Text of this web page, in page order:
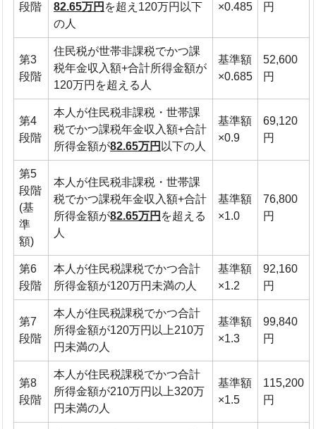
段階
82.65万円 を超え120万円以下
の人
×0.485
円
第3
段階
住民税が世帯非課税でかつ課
税年金収入額+合計所得金額が
120万円を超える人
基準額
×0.685
52,600
円
第4
段階
本人が住民税非課税・世帯課
税でかつ課税年金収入額+合計
所得金額が82.65万円 以下の人
基準額
×0.9
69,120
円
第5
段階
(基
準
額)
本人が住民税非課税・世帯課
税でかつ課税年金収入額+合計
所得金額が82.65万円 を超える
人
基準額
×1.0
76,800
円
第6
段階
本人が住民税課税でかつ合計
所得金額が120万円未満の人
基準額
×1.2
92,160
円
第7
段階
本人が住民税課税でかつ合計
所得金額が120万円以上210万
円未満の人
基準額
×1.3
99,840
円
第8
段階
本人が住民税課税でかつ合計
所得金額が210万円以上320万
円未満の人
基準額
×1.5
115,200
円